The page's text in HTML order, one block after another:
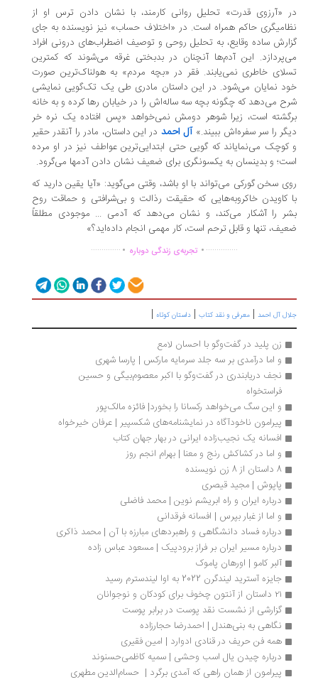
«آرزوی قدرت» تحلیل روانی کارمند، با نشان دادن ترس او از
حاکم همراه است. در «اختلاف حساب» نیز نویسنده به جای
ساده وقایع، به تحلیل روحی و توصیف اضطراب‌های درونی افراد
این آدم‌ها آنچنان در بدبختی غرقه می‌شوند که کمترین
خاطری نمی‌یابند. فقر در «بچه مردم» به هولناک‌ترین صورت
نمایان می‌شود. در این داستان مادری طی یک تک‌گویی نمایشی
می‌دهد که چگونه بچه سه‌ ساله‌اش را در خیابان رها کرده و به خانه
است، زیرا شوهر دومش نمی‌خواهد «پس افتاده یک نره خر
را سر سفره‌اش ببیند.»آل احمددر این داستان، مادر را آنقدر حقیر
می‌نمایاند که گویی حتی ابتدایی‌ترین عواطف نیز در او مرده
و بدینسان به یکسونگری برای ضعیف نشان دادن آدمها می‌گرود.
سخن گورکی می‌تواند با او باشد، وقتی می‌گوید: «آیا یقین دارید که
کاویدن خاکروبه‌هایی که حقیقت رذالت و بی‌شرافتی و حماقت روح
را آشکار می‌کند، و نشان می‌دهد که آدمی ... موجودی مطلقاً
تنها و قابل ترحم است، کار مهمی انجام داده‌اید؟»
...............
. تجربه‌ی زندگی دوباره.
..............
آل احمد|معرفی و نقد کتاب|داستان کوتاه|
زن پلید در گفت‌وگو با احسان لامع
و اما درآمدی بر سه جلد سرمایه مارکس | پارسا شهری
نجف دریابندری در گفت‌وگو با اکبر معصوم‌بیگی و حسین
فراستخواه
و این سگ می‌خواهد رکسانا را بخورد| فائزه مالک‌پور
پیرامون ناخودآگاه در نمایشنامه‌های شکسپیر | عرفان خیرخواه
افسانه یک نجیب‌زاده ایرانی در بهار جهان کتاب
و اما در کشاکش رنج و معنا | بهرام انجم روز
پاپوش | مجید قیصری
درباره ایران و راه ابریشم نوین | محمد فاضلی
و اما از غبار بپرس | افسانه فرقدانی
درباره فساد دانشگاهی و راهبردهای مبارزه با آن | محمد ذاکری
درباره مسیر ایران بر فراز برودپیک | مسعود عباس زاده
آلبر کامو | اورهان پاموک
جایزه آسترید لیندگرن 2022 به اوا لیندسترم رسید
گزارشی از نشست نقد پوست در برابر پوست
نگاهی به بنی‌هندل | احمدرضا حجارزاده
همه فن حریف در قنادی ادوارد | امین فقیری
درباره چیدن یال اسب وحشی | سمیه کاظمی‌حسنوند
پیرامون از همان راهی که آمدی برگرد |  حسام‌الدین مطهری